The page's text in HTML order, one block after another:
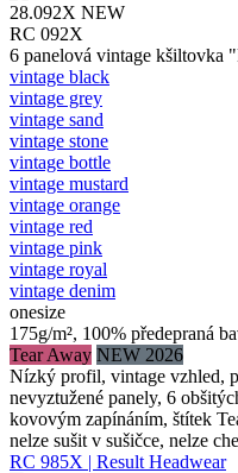
28.092X NEW
RC 092X
6 panelová vintage kšiltovka
vintage black
vintage grey
vintage sand
vintage stone
vintage bottle
vintage mustard
vintage orange
vintage red
vintage pink
vintage royal
vintage denim
onesize
175g/m², 100% předepraná
Tear Away NEW 2026
Nízký profil, vintage vzhled,
nevyztužené panely, 6
kovovým zapínáním, štítek
nelze sušit v sušičce, nelze
RC 985X | Result Headwear